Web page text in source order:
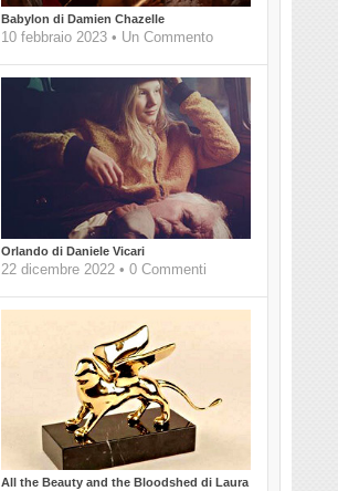
Babylon di Damien Chazelle
10 febbraio 2023 • Un Commento
Orlando di Daniele Vicari
22 dicembre 2022 • 0 Commenti
All the Beauty and the Bloodshed di Laura